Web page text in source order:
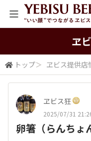
ヱ
トップ＞ ヱビス提供店
ヱビス狂
2025/07/31
卵箸（らんちょ